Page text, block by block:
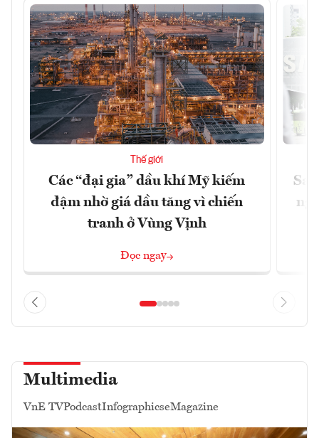
Thế giới
Các “đại gia” dầu khí Mỹ kiếm
đậm nhờ giá dầu tăng vì chiến
tranh ở Vùng Vịnh
Đọc ngay
Multimedia
VnE TVPodcastInfographicseMagazine